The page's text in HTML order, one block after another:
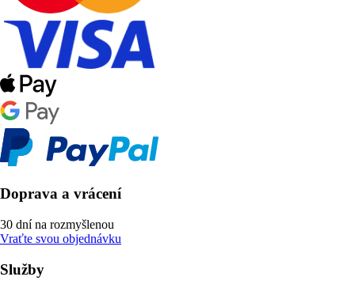
Doprava a vrácení
30 dní na rozmyšlenou
Vraťte svou objednávku
Služby